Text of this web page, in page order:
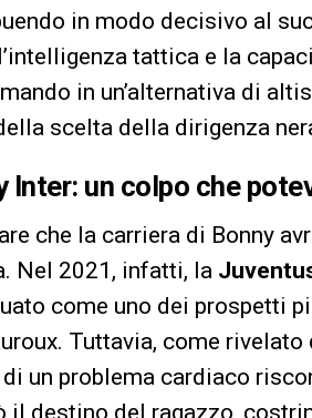
in modo decisivo al
tattica e la
in un’alternativa di
scelta della dirigenza
Inter: un colpo che
che la carriera di Bonny
Nel 2021, infatti, la
come uno dei prospetti
Tuttavia, come rivelato
di un problema cardiaco
il destino del ragazzo,